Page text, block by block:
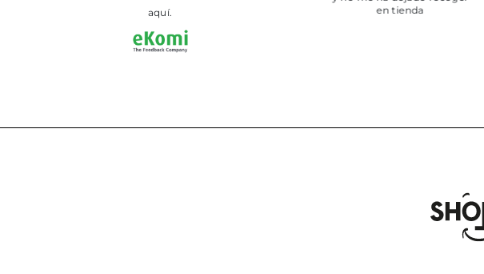
aquí.